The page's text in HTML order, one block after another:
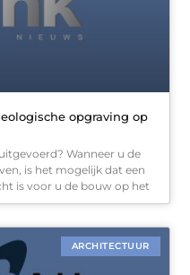
opgraving op
Wanneer u de
is het mogelijk dat een
is voor u de bouw op het
ARCHITECTUUR